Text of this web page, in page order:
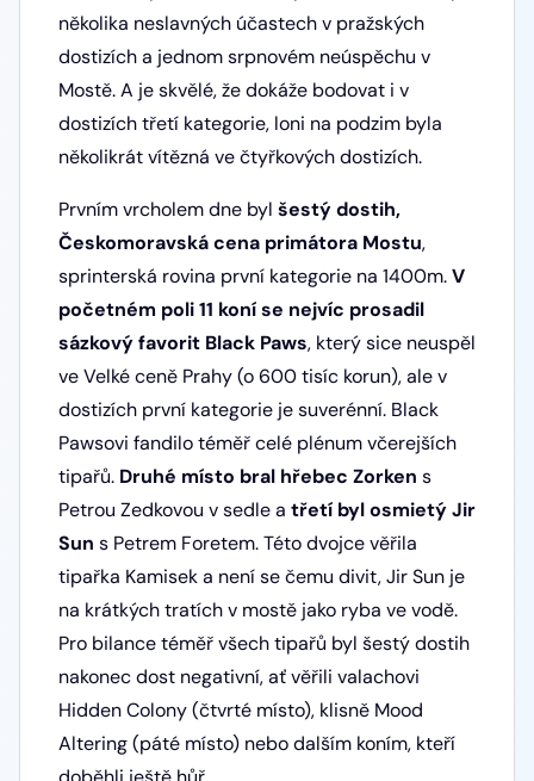
několika neslavných účastech v pražských
dostizích a jednom srpnovém neúspěchu v
Mostě. A je skvělé, že dokáže bodovat i v
dostizích třetí kategorie, loni na podzim byla
několikrát vítězná ve čtyřkových dostizích.
Prvním vrcholem dne byl šestý dostih,
Českomoravská cena primátora Mostu,
sprinterská rovina první kategorie na 1400m.V
početném poli 11 koní se nejvíc prosadil
sázkový favorit Black Paws, který sice neuspěl
ve Velké ceně Prahy (o 600 tisíc korun), ale v
dostizích první kategorie je suverénní. Black
Pawsovi fandilo téměř celé plénum včerejších
tipařů. Druhé místo bral hřebec Zorken s
Petrou Zedkovou v sedle a třetí byl osmietý Jir
Sun s Petrem Foretem. Této dvojce věřila
tipařka Kamisek a není se čemu divit, Jir Sun je
na krátkých tratích v mostě jako ryba ve vodě.
Pro bilance téměř všech tipařů byl šestý dostih
nakonec dost negativní, ať věřili valachovi
Hidden Colony (čtvrté místo), klisně Mood
Altering (páté místo) nebo dalším koním, kteří